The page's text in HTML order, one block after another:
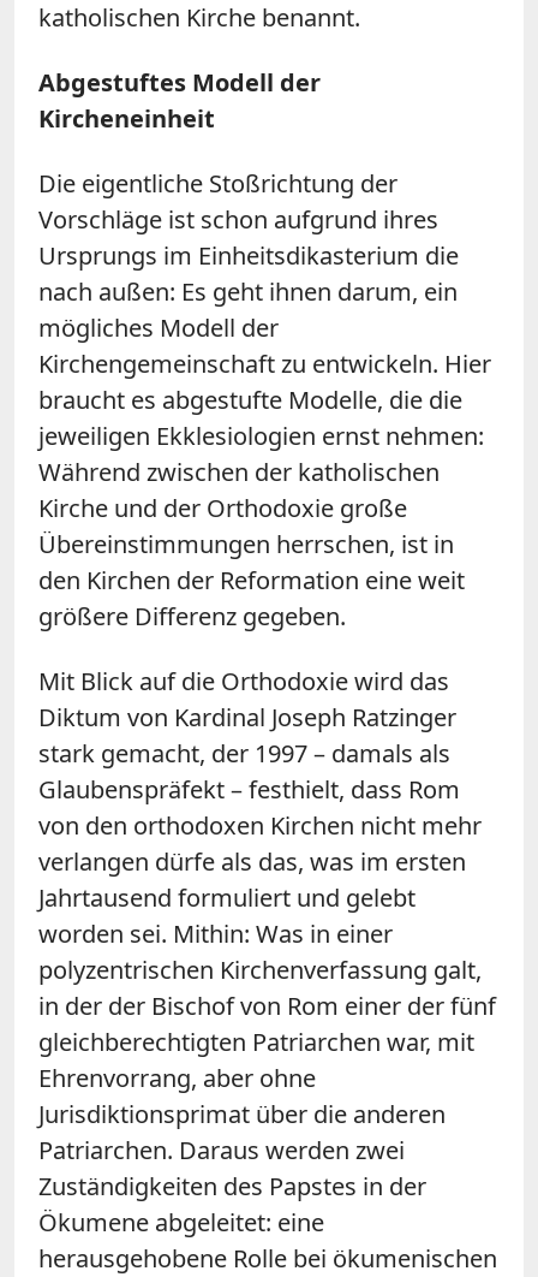
katholischen Kirche benannt.
Abgestuftes Modell der
Kircheneinheit
Die eigentliche Stoßrichtung der
Vorschläge ist schon aufgrund ihres
Ursprungs im Einheitsdikasterium die
nach außen: Es geht ihnen darum, ein
mögliches Modell der
Kirchengemeinschaft zu entwickeln. Hier
braucht es abgestufte Modelle, die die
jeweiligen Ekklesiologien ernst nehmen:
Während zwischen der katholischen
Kirche und der Orthodoxie große
Übereinstimmungen herrschen, ist in
den Kirchen der Reformation eine weit
größere Differenz gegeben.
Mit Blick auf die Orthodoxie wird das
Diktum von Kardinal Joseph Ratzinger
stark gemacht, der 1997 – damals als
Glaubenspräfekt – festhielt, dass Rom
von den orthodoxen Kirchen nicht mehr
verlangen dürfe als das, was im ersten
Jahrtausend formuliert und gelebt
worden sei. Mithin: Was in einer
polyzentrischen Kirchenverfassung galt,
in der der Bischof von Rom einer der fünf
gleichberechtigten Patriarchen war, mit
Ehrenvorrang, aber ohne
Jurisdiktionsprimat über die anderen
Patriarchen. Daraus werden zwei
Zuständigkeiten des Papstes in der
Ökumene abgeleitet: eine
herausgehobene Rolle bei ökumenischen